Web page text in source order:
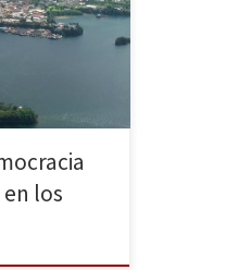
han repetido,
Mesa de
[…]
los